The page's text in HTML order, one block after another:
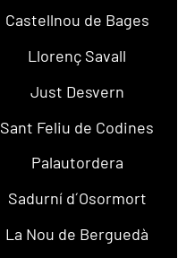
Castellnou de Bages
Llorenç Savall
Just Desvern
Sant Feliu de Codines
Palautordera
Sadurní d´Osormort
La Nou de Berguedà